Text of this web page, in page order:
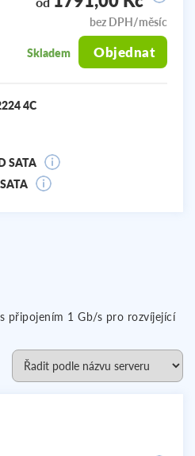
4C
SATA
bez DPH/měsíc
Skladem Objednat
připojením 1 Gb/s pro rozvíjející